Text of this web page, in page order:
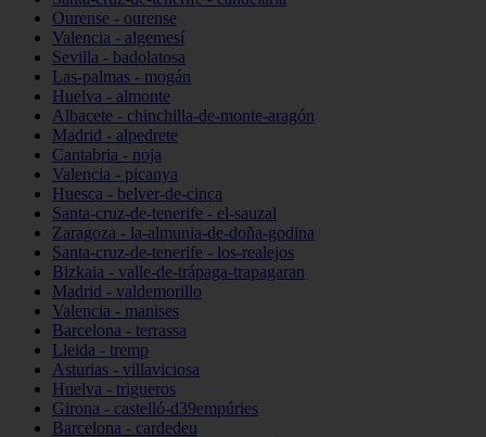
Ourense - ourense
Valencia - algemesí
Sevilla - badolatosa
Las-palmas - mogán
Huelva - almonte
Albacete - chinchilla-de-monte-aragón
Madrid - alpedrete
Cantabria - noja
Valencia - picanya
Huesca - belver-de-cinca
Santa-cruz-de-tenerife - el-sauzal
Zaragoza - la-almunia-de-doña-godina
Santa-cruz-de-tenerife - los-realejos
Bizkaia - valle-de-trápaga-trapagaran
Madrid - valdemorillo
Valencia - manises
Barcelona - terrassa
Lleida - tremp
Asturias - villaviciosa
Huelva - trigueros
Girona - castelló-d39empúries
Barcelona - cardedeu